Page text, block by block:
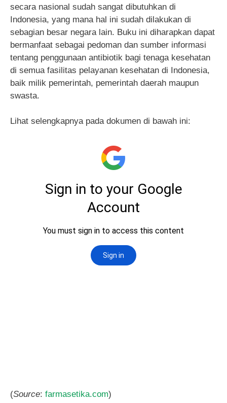
secara nasional sudah sangat dibutuhkan di
Indonesia, yang mana hal ini sudah dilakukan di
sebagian besar negara lain. Buku ini diharapkan dapat
bermanfaat sebagai pedoman dan sumber informasi
tentang penggunaan antibiotik bagi tenaga kesehatan
di semua fasilitas pelayanan kesehatan di Indonesia,
baik milik pemerintah, pemerintah daerah maupun
swasta.
Lihat selengkapnya pada dokumen di bawah ini:
(Source: farmasetika.com)